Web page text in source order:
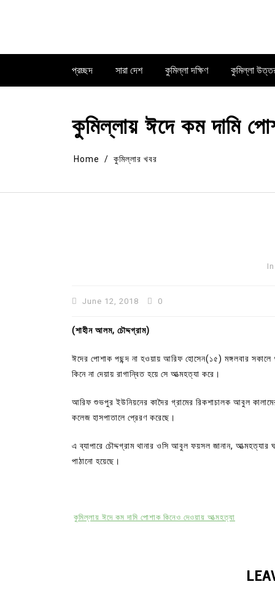
প্রচ্ছদ সারা দেশ কুমিল্লা দক্ষিণ কুমিল্লা
কুমিল্লায় ঈদে কম দামি
Home কুমিল্লার খবর
In
June 12, 2018 0
(শাহীন আলম, চৌদ্দগ্রাম)
ঈদের পোশাক পছন্দ না হওয়ায় আরিফ হোসেন(১৫) মঙ্গলবার
কিনে না দেয়ায় রাগান্বিত হয়ে সে আত্মহত্যা করে।
আরিফ শুভপুর ইউনিয়নের কাদৈর গ্রামের রিকশাচালক আবুল
কলেজ হাসপাতালে প্রেরণ করেছে।
এ ব্যাপারে চৌদ্দগ্রাম থানার ওসি আবুল ফয়সল জানান, আত্মহত্যার
পাঠানো হয়েছে।
কুমিল্লায় ঈদে কম দামি পোশাক কিনেও দেওয়ায় আত্মহত্যা
July 30, 2026 0 3 words